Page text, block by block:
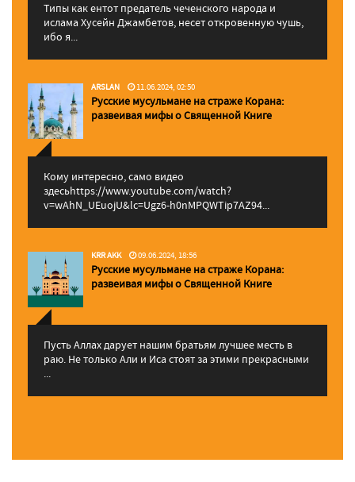
Типы как ентот предатель чеченского народа и
ислама Хусейн Джамбетов, несет откровенную чушь,
ибо я...
ARSLAN 11.06.2024, 02:50
Русские мусульмане на страже Корана:
pазвеивая мифы о Священной Книге
Кому интересно, само видео
здесьhttps://www.youtube.com/watch?
v=wAhN_UEuojU&lc=Ugz6-h0nMPQWTip7AZ94...
KRR AKK 09.06.2024, 18:56
Русские мусульмане на страже Корана:
pазвеивая мифы о Священной Книге
Пусть Аллах дарует нашим братьям лучшее месть в
раю. Не только Али и Иса стоят за этими прекрасными
...